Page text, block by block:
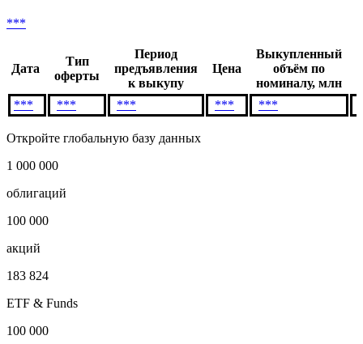
***
Дата
Тип
оферты
Период
предъявления
к выкупу
Цена
Выкупленный
объём по
номиналу, млн
***
*** *** *** ***
Откройте глобальную базу данных
1 000 000
облигаций
100 000
акций
183 824
ETF & Funds
100 000